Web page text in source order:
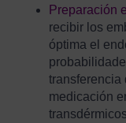
Preparación
recibir los
óptima el
transferencia
medicación